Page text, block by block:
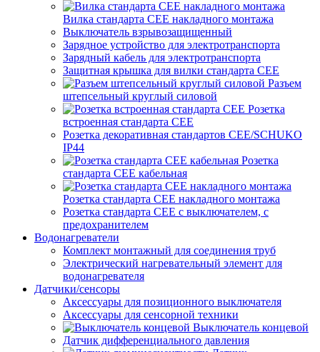
Вилка стандарта CEE накладного монтажа
Выключатель взрывозащищенный
Зарядное устройство для электротранспорта
Зарядный кабель для электротранспорта
Защитная крышка для вилки стандарта CEE
Разъем
штепсельный круглый силовой
Розетка
встроенная стандарта CEE
Розетка декоративная стандартов CEE/SCHUKO
IP44
Розетка
стандарта СЕЕ кабельная
Розетка стандарта СЕЕ накладного монтажа
Розетка стандарта СЕЕ с выключателем, с
предохранителем
Водонагреватели
Комплект монтажный для соединения труб
Электрический нагревательный элемент для
водонагревателя
Датчики/сенсоры
Аксессуары для позиционного выключателя
Аксессуары для сенсорной техники
Выключатель концевой
Датчик дифференциального давления